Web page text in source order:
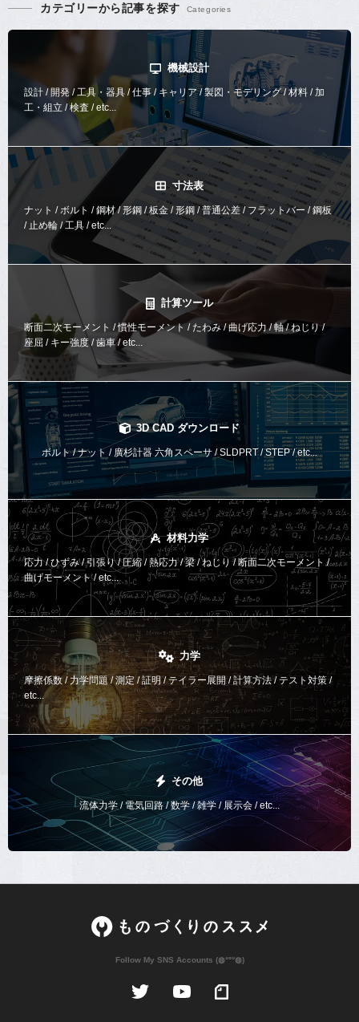
カテゴリーから記事を探す
機械設計
設計 / 開発 / 工具・器具 / 仕事 / キャリア / 製図・モデリング / 材料 / 加
工・組立 / 検査 / etc...
寸法表
ナット / ボルト / 鋼材 / 形鋼 / 板金 / 形鋼 / 普通公差 / フラットバー / 鋼板
/ 止め輪 / 工具 / etc...
計算ツール
断面二次モーメント / 慣性モーメント / たわみ / 曲げ応力 / 軸 / ねじり /
座屈 / キー強度 / 歯車 / etc...
3D CAD ダウンロード
ボルト / ナット / 廣杉計器 六角スペーサ / SLDPRT / STEP / etc...
材料力学
応力 / ひずみ / 引張り / 圧縮 / 熱応力 / 梁 / ねじり / 断面二次モーメント /
曲げモーメント /etc...
力学
摩擦係数 / 力学問題 / 測定 / 証明 / テイラー展開 / 計算方法 /テスト対策 /
etc...
その他
流体力学 / 電気回路 / 数学 / 雑学 / 展示会 / etc...
Follow My SNS Accounts (◍ᐡᐤᐡ◍)